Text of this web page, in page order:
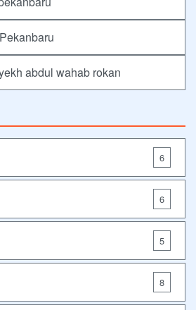
abdul wahab rokan
6
6
5
8